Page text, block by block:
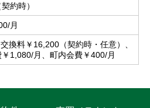
約時）
月
換料￥16,200（契約時・任意）、
1,080/月、町内会費￥400/月